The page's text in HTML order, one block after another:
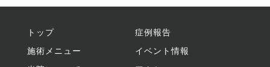
トップ
施術メニュー
症例報告
イベント情報